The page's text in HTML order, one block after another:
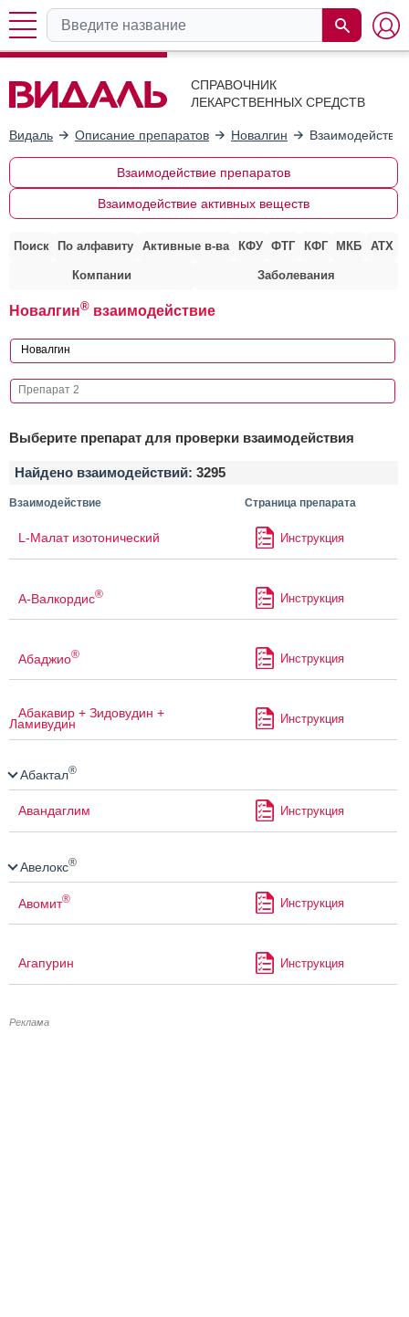
СПРАВОЧНИК
ЛЕКАРСТВЕННЫХ СРЕДСТВ
Видаль Описание препаратов Новалгин
Взаимодействие препаратов
Взаимодействие активных веществ
Поиск По алфавиту Активные в-ва КФУ ФТГ КФГ МКБ АТХ
Компании Заболевания
Новалгин® взаимодействие
Выберите препарат для проверки взаимодействия
Найдено взаимодействий: 3295
Взаимодействие Страница препарата
L-Малат изотонический Инструкция
А-Валкордис® Инструкция
Абаджио® Инструкция
Абакавир + Зидовудин +
Ламивудин Инструкция
Абактал®
Авандаглим Инструкция
Авелокс®
Авомит® Инструкция
Агапурин Инструкция
Реклама